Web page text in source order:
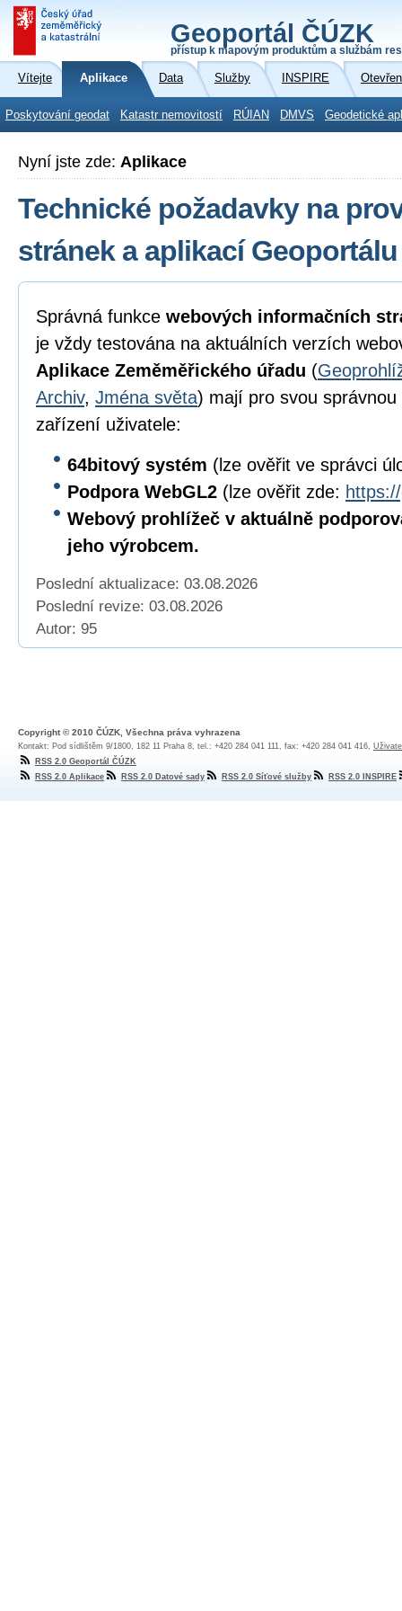
Geoportál ČÚZK
přístup k mapovým produktům a službám
Vítejte Aplikace Data Služby INSPIRE
Poskytování geodat Katastr nemovitostí RÚIAN DMVS Geodetické
Nyní jste zde: Aplikace
Technické požadavky na
stránek a aplikací Geoportálu
Správná funkce webových informačních
je vždy testována na aktuálních verzích
Aplikace Zeměměřického úřadu (
Archiv, Jména světa) mají pro svou
zařízení uživatele:
64bitový systém (lze ověřit ve správci
Podpora WebGL2 (lze ověřit zde:
Webový prohlížeč v aktuálně
jeho výrobcem.
Poslední aktualizace: 03.08.2026
Poslední revize: 03.08.2026
Autor: 95
Copyright © 2010 ČÚZK, Všechna práva vyhrazena
Kontakt: Pod sídlištěm 9/1800, 182 11 Praha 8, tel.: +420 284 041 111, fax: +420 284 041 416,
RSS 2.0 Geoportál ČÚZK
RSS 2.0 Aplikace
RSS 2.0 Datové sady RSS 2.0 Síťové služby RSS 2.0 INSPIRE